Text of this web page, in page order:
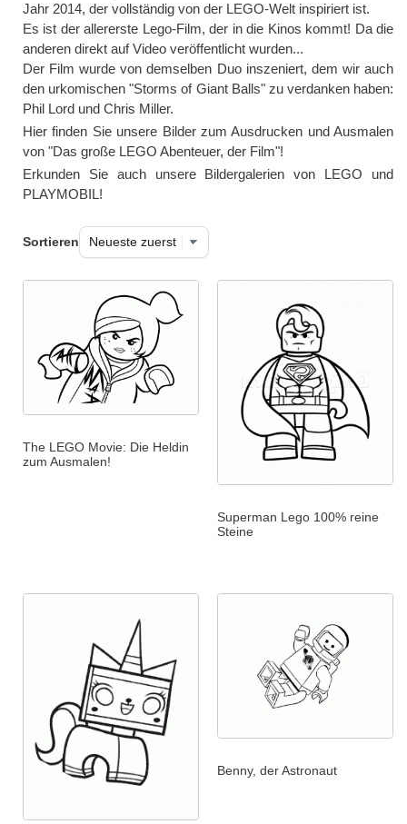
Jahr 2014, der vollständig von der LEGO-Welt inspiriert ist.
Es ist der allererste Lego-Film, der in die Kinos kommt! Da die
anderen direkt auf Video veröffentlicht wurden...
Der Film wurde von demselben Duo inszeniert, dem wir auch
den urkomischen "Storms of Giant Balls" zu verdanken haben:
Phil Lord und Chris Miller.
Hier finden Sie unsere Bilder zum Ausdrucken und Ausmalen
von "Das große LEGO Abenteuer, der Film"!
Erkunden Sie auch unsere Bildergalerien von LEGO und
PLAYMOBIL!
Sortieren
The LEGO Movie: Die Heldin
zum Ausmalen!
Superman Lego 100% reine
Steine
Benny, der Astronaut